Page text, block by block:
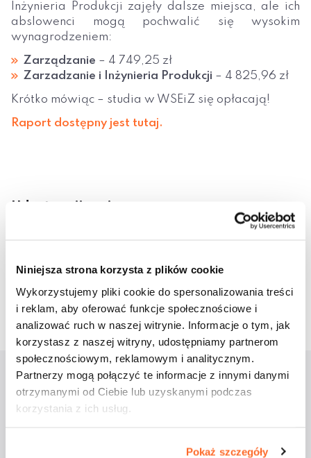
Niniejsza strona korzysta z plików cookie
Wykorzystujemy pliki cookie do spersonalizowania treści
i reklam, aby oferować funkcje społecznościowe i
analizować ruch w naszej witrynie. Informacje o tym, jak
korzystasz z naszej witryny, udostępniamy partnerom
społecznościowym, reklamowym i analitycznym.
Partnerzy mogą połączyć te informacje z innymi danymi
otrzymanymi od Ciebie lub uzyskanymi podczas
korzystania z ich usług.
Pokaż szczegóły
Inżynieria Produkcji zajęły dalsze miejsca, ale ich
abslowenci mogą pochwalić się wysokim
wynagrodzeniem:
Zarządzanie – 4 749,25 zł
Zarzadzanie i Inżynieria Produkcji – 4 825,96 zł
Krótko mówiąc – studia w WSEiZ się opłacają!
Raport dostępny jest tutaj.
Udostępnij wpis:
19 października 2017
Aktualności